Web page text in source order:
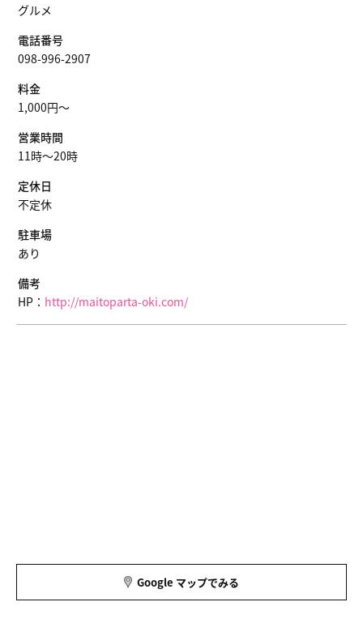
グルメ
電話番号
098-996-2907
料金
1,000円～
営業時間
11時〜20時
定休日
不定休
駐車場
あり
備考
HP： http://maitoparta-oki.com/
Google マップでみる